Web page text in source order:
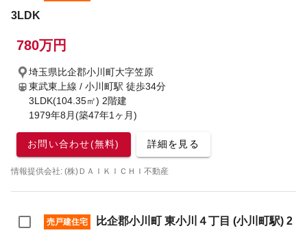
3LDK
780万円
埼玉県比企郡小川町大字笠原
東武東上線 / 小川町駅 徒歩34分
3LDK(104.35㎡) 2階建
1979年8月(築47年1ヶ月)
お問い合わせ(無料) 詳細を見る
情報提供会社: (株)ＤＡＩＫＩＣＨＩ不動産
売戸建住宅
比企郡小川町 東小川４丁目 (小川町駅) 2